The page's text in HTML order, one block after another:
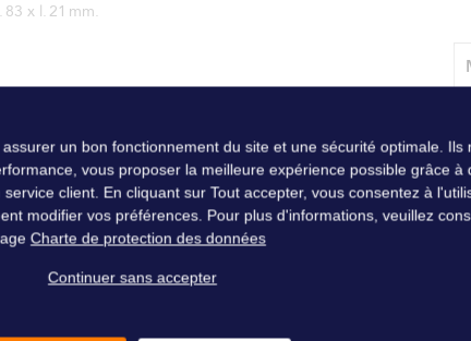
83 x l. 21 mm.
chromé. Fixation à l'aide de vis Ø 4 mm. L. 83 x l. 21 mm.
un bon fonctionnement du site et une sécurité optimale. Ils
vous proposer la meilleure expérience possible grâce à
client. En cliquant sur Tout accepter, vous consentez à
modifier vos préférences. Pour plus d'informations, veuillez
Charte de protection des données
Continuer sans accepter